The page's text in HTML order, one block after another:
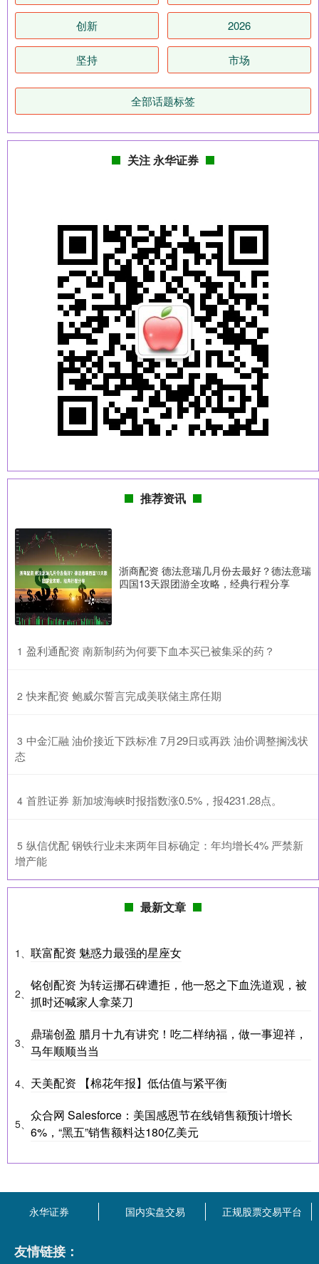
创新 2026
坚持 市场
全部话题标签
关注 永华证券
推荐资讯
浙商配资 德法意瑞几月份去最好？德法意瑞
四国13天跟团游全攻略，经典行程分享
1 ​盈利通配资 南新制药为何要下血本买已被集采的药？
2 ​快来配资 鲍威尔誓言完成美联储主席任期
3 ​中金汇融 油价接近下跌标准 7月29日或再跌 油价调整搁浅状
态
4 ​首胜证券 新加坡海峡时报指数涨0.5%，报4231.28点。
5 ​纵信优配 钢铁行业未来两年目标确定：年均增长4% 严禁新
增产能
最新文章
1、 联富配资 魅惑力最强的星座女
2、
铭创配资 为转运挪石碑遭拒，他一怒之下血洗道观，被
抓时还喊家人拿菜刀
3、
鼎瑞创盈 腊月十九有讲究！吃二样纳福，做一事迎祥，
马年顺顺当当
4、 天美配资 【棉花年报】低估值与紧平衡
5、
众合网 Salesforce：美国感恩节在线销售额预计增长
6%，“黑五”销售额料达180亿美元
永华证券 国内实盘交易 正规股票交易平台
友情链接：